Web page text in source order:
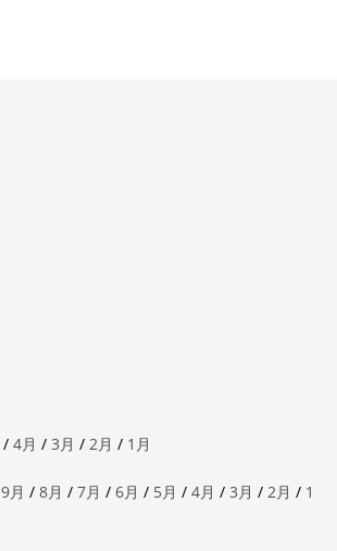
/ 4月 / 3月 / 2月 / 1月
9月 / 8月 / 7月 / 6月 / 5月 / 4月 / 3月 / 2月 / 1